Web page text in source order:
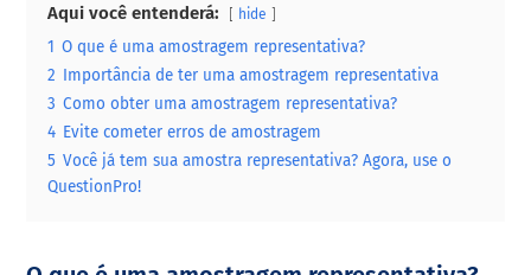
Aqui você entenderá: hide
1 O que é uma amostragem representativa?
2 Importância de ter uma amostragem representativa
3 Como obter uma amostragem representativa?
4 Evite cometer erros de amostragem
5 Você já tem sua amostra representativa? Agora, use o
QuestionPro!